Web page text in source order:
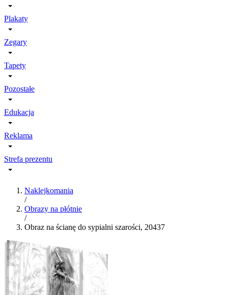
Plakaty
Zegary
Tapety
Pozostałe
Edukacja
Reklama
Strefa prezentu
Naklejkomania
/
Obrazy na płótnie
/
Obraz na ścianę do sypialni szarości, 20437